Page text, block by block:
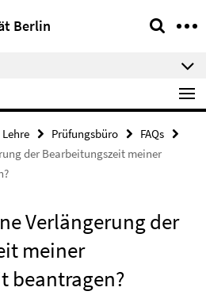
Berlin
Prüfungsbüro
FAQs
der Bearbeitungszeit meiner
Verlängerung der
meiner
beantragen?